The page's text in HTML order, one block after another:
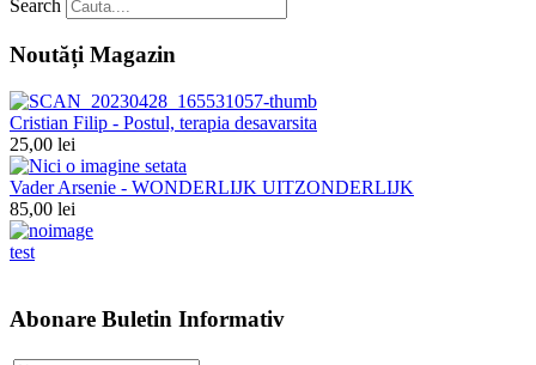
Search
Noutăți Magazin
Cristian Filip - Postul, terapia desavarsita
25,00 lei
Vader Arsenie - WONDERLIJK UITZONDERLIJK
85,00 lei
test
Abonare Buletin Informativ